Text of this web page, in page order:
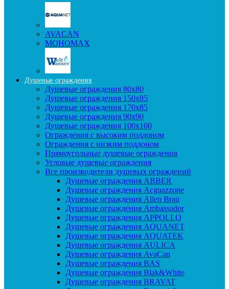
AVACAN
МОНОМАХ
Душевые ограждения
Душевые ограждения 80x80
Душевые ограждения 150x85
Душевые ограждения 170x85
Душевые ограждения 90x90
Душевые ограждения 100x100
Ограждения с высоким поддоном
Ограждения с низким поддоном
Прямоугольные душевые ограждения
Угловые душевые ограждения
Все производители душевых ограждений
Душевые ограждения ABBER
Душевые ограждения Acguazzone
Душевые ограждения Allen Brau
Душевые ограждения Ambassador
Душевые ограждения APPOLLO
Душевые ограждения AQUANET
Душевые ограждения AQUATEK
Душевые ограждения AULICA
Душевые ограждения AvaCan
Душевые ограждения BAS
Душевые ограждения Blak&White
Душевые ограждения BRAVAT